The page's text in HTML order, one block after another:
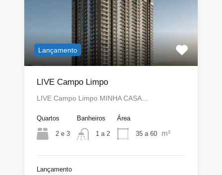
Lançamento
LIVE Campo Limpo
LIVE Campo Limpo MINHA CASA…
Quartos
2 e 3
Banheiros
1 a 2
Área
35 a 60 m²
Lançamento